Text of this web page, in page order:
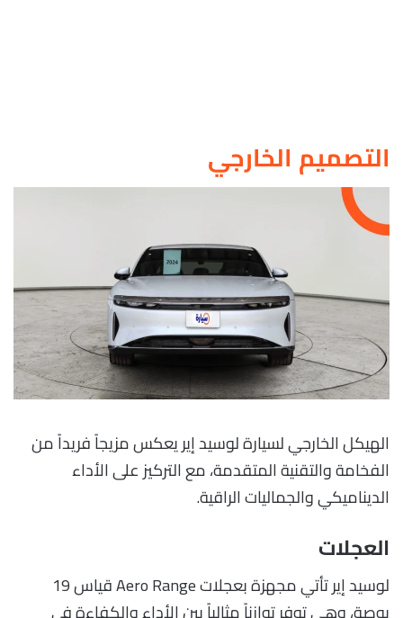
التصميم الخارجي
الهيكل الخارجي لسيارة لوسيد إير يعكس مزيجاً فريداً من
الفخامة والتقنية المتقدمة، مع التركيز على الأداء
الديناميكي والجماليات الراقية.
العجلات
لوسيد إير تأتي مجهزة بعجلات Aero Range قياس 19